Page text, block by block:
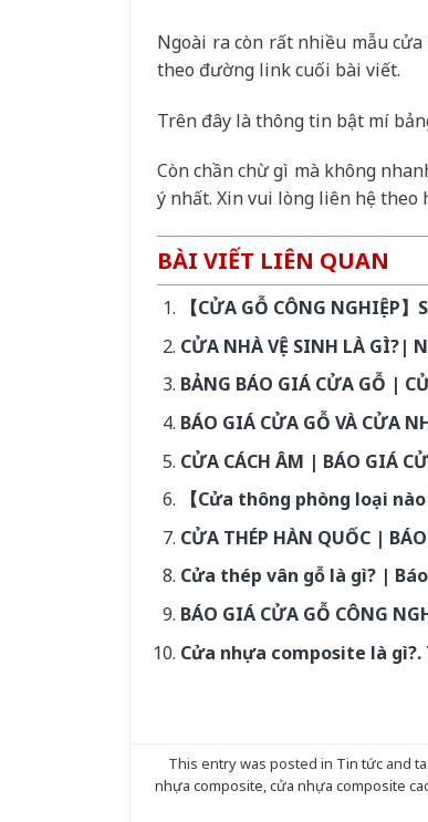
Ngoài ra còn rất nhiều mẫu
theo đường link cuối bài viết.
Trên đây là thông tin bật mí
Còn chần chừ gì mà không
ý nhất. Xin vui lòng liên hệ theo
BÀI VIẾT LIÊN QUAN
【CỬA GỖ CÔNG NGHIỆP
CỬA NHÀ VỆ SINH LÀ GÌ?|
BẢNG BÁO GIÁ CỬA GỖ |
BÁO GIÁ CỬA GỖ VÀ CỬA
CỬA CÁCH ÂM | BÁO GIÁ
【Cửa thông phòng loại
CỬA THÉP HÀN QUỐC |
Cửa thép vân gỗ là gì? |
BÁO GIÁ CỬA GỖ CÔNG
Cửa nhựa composite là
This entry was posted in Tin tức and
nhựa composite,cửa nhựa composite